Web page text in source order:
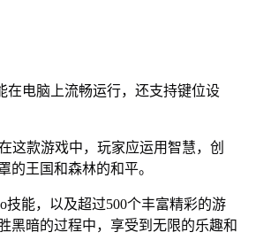
在电脑上流畅运行，还支持键位设
这款游戏中，玩家应运用智慧，创
的王国和森林的和平。
能，以及超过500个丰富精彩的游
黑暗的过程中，享受到无限的乐趣和